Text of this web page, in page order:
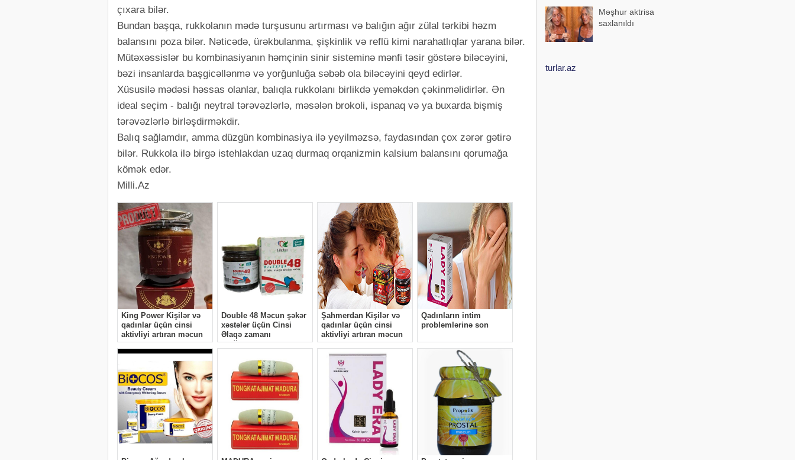
çıxara bilər.
Bundan başqa, rukkolanın mədə turşusunu artırması və balığın ağır zülal tərkibi həzm
balansını poza bilər. Nəticədə, ürəkbulanma, şişkinlik və reflü kimi narahatlıqlar yarana bilər.
Mütəxəssislər bu kombinasiyanın həmçinin sinir sisteminə mənfi təsir göstərə biləcəyini,
bəzi insanlarda başgicəllənmə və yorğunluğa səbəb ola biləcəyini qeyd edirlər.
Xüsusilə mədəsi həssas olanlar, balıqla rukkolanı birlikdə yeməkdən çəkinməlidirlər. Ən
ideal seçim - balığı neytral tərəvəzlərlə, məsələn brokoli, ispanaq və ya buxarda bişmiş
tərəvəzlərlə birləşdirməkdir.
Balıq sağlamdır, amma düzgün kombinasiya ilə yeyilməzsə, faydasından çox zərər gətirə
bilər. Rukkola ilə birgə istehlakdan uzaq durmaq orqanizmin kalsium balansını qorumağa
kömək edər.
Milli.Az
Məşhur aktrisa
saxlanıldı
turlar.az